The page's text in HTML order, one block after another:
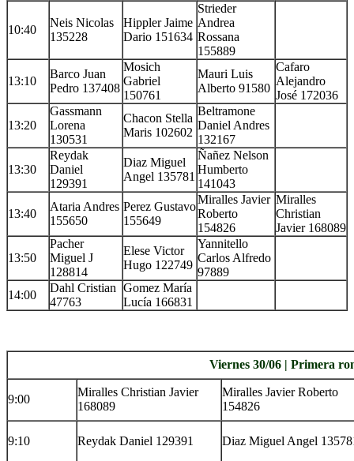
10:40
Neis Nicolas
135228
Hippler Jaime
Dario 151634
Strieder
Andrea
Rossana
155889
13:10
Barco Juan
Pedro 137408
Mosich
Gabriel
150761
Mauri Luis
Alberto 91580
Cafaro
Alejandro
José 172036
13:20
Gassmann
Lorena
130531
Chacon Stella
Maris 102602
Beltramone
Daniel Andres
132167
13:30
Reydak
Daniel
129391
Diaz Miguel
Angel 135781
Ñañez Nelson
Humberto
141043
13:40
Ataria Andres
155650
Perez Gustavo
155649
Miralles Javier
Roberto
154826
Miralles
Christian
Javier 168089
13:50
Pacher
Miguel J
128814
Elese Victor
Hugo 122749
Yannitello
Carlos Alfredo
97889
14:00
Dahl Cristian
47763
Gomez María
Lucía 166831
Viernes 30/06 | Primera
9:00
Miralles Christian Javier
168089
Miralles Javier Roberto
154826
9:10 Reydak Daniel 129391 Diaz Miguel Angel